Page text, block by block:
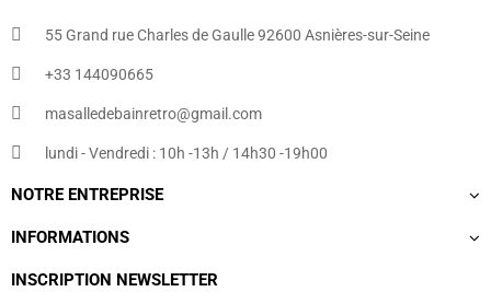
55 Grand rue Charles de Gaulle 92600 Asnières-sur-Seine
+33 144090665​
masalledebainretro@gmail.com
lundi - Vendredi : 10h -13h / 14h30 -19h00
NOTRE ENTREPRISE
INFORMATIONS
INSCRIPTION NEWSLETTER